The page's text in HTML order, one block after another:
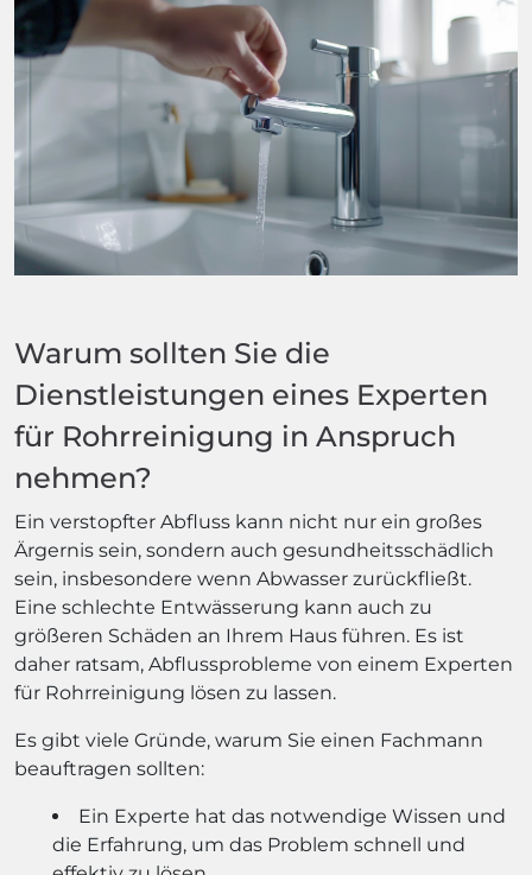
Warum sollten Sie die
Dienstleistungen eines Experten
für Rohrreinigung in Anspruch
nehmen?
Ein verstopfter Abfluss kann nicht nur ein großes
Ärgernis sein, sondern auch gesundheitsschädlich
sein, insbesondere wenn Abwasser zurückfließt.
Eine schlechte Entwässerung kann auch zu
größeren Schäden an Ihrem Haus führen. Es ist
daher ratsam, Abflussprobleme von einem Experten
für Rohrreinigung lösen zu lassen.
Es gibt viele Gründe, warum Sie einen Fachmann
beauftragen sollten:
Ein Experte hat das notwendige Wissen und
die Erfahrung, um das Problem schnell und